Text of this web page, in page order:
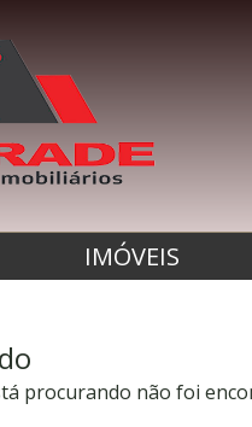
IMÓVEIS
procurando não foi